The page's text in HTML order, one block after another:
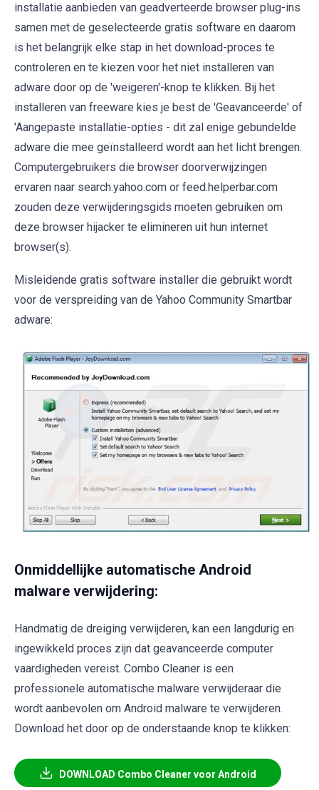
installatie aanbieden van geadverteerde browser plug-ins
samen met de geselecteerde gratis software en daarom
is het belangrijk elke stap in het download-proces te
controleren en te kiezen voor het niet installeren van
adware door op de 'weigeren'-knop te klikken. Bij het
installeren van freeware kies je best de 'Geavanceerde' of
'Aangepaste installatie-opties - dit zal enige gebundelde
adware die mee geïnstalleerd wordt aan het licht brengen.
Computergebruikers die browser doorverwijzingen
ervaren naar search.yahoo.com or feed.helperbar.com
zouden deze verwijderingsgids moeten gebruiken om
deze browser hijacker te elimineren uit hun internet
browser(s).
Misleidende gratis software installer die gebruikt wordt
voor de verspreiding van de Yahoo Community Smartbar
adware:
Onmiddellijke automatische Android
malware verwijdering:
Handmatig de dreiging verwijderen, kan een langdurig en
ingewikkeld proces zijn dat geavanceerde computer
vaardigheden vereist. Combo Cleaner is een
professionele automatische malware verwijderaar die
wordt aanbevolen om Android malware te verwijderen.
Download het door op de onderstaande knop te klikken:
DOWNLOAD Combo Cleaner voor Android